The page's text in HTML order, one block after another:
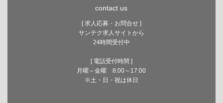
contact us
[ 求人応募・お問合せ ]
サンテク求人サイトから
24時間受付中
[ 電話受付時間 ]
月曜～金曜 8:00～17:00
※土・日・祝は休日